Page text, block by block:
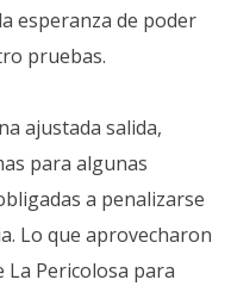
esperanza de poder
pruebas.
ajustada salida,
para algunas
a penalizarse
Lo que aprovecharon
La Pericolosa para